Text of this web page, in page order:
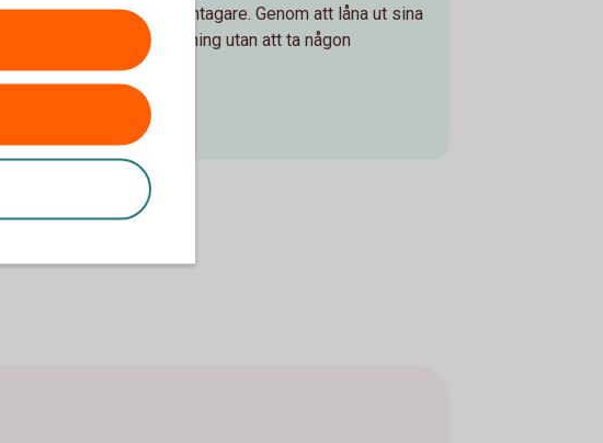
lånar ut aktierna till en låntagare. Genom att låna ut sina
få extra avkastning utan att ta någon
om